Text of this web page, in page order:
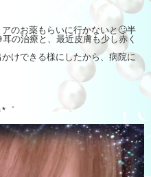
のお薬もらいに行かないと🙄半
の治療と、最近皮膚も少し赤く
けできる様にしたから、病院に
゜